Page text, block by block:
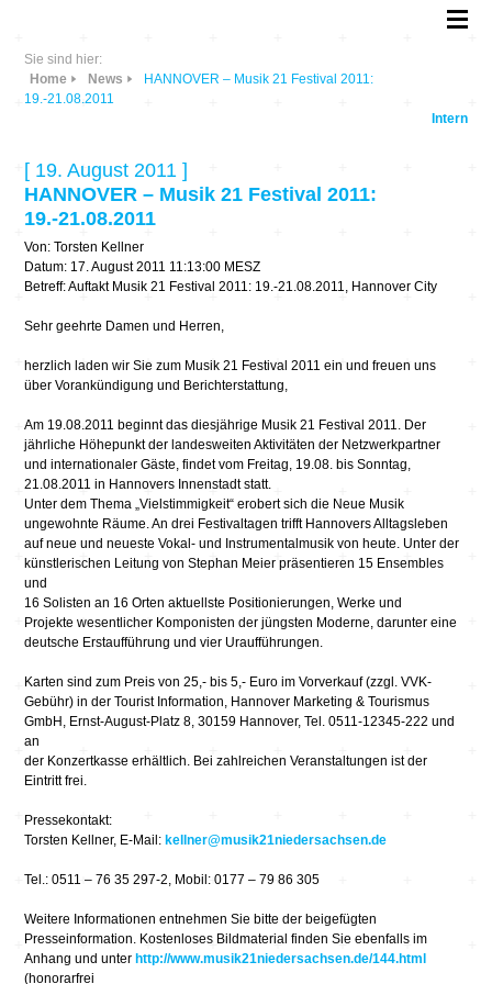
Sie sind hier:
Home
News
HANNOVER – Musik 21 Festival 2011:
19.-21.08.2011
Intern
[ 19. August 2011 ]
HANNOVER – Musik 21 Festival 2011:
19.-21.08.2011
Von: Torsten Kellner
Datum: 17. August 2011 11:13:00 MESZ
Betreff: Auftakt Musik 21 Festival 2011: 19.-21.08.2011, Hannover City
Sehr geehrte Damen und Herren,
herzlich laden wir Sie zum Musik 21 Festival 2011 ein und freuen uns
über Vorankündigung und Berichterstattung,
Am 19.08.2011 beginnt das diesjährige Musik 21 Festival 2011. Der
jährliche Höhepunkt der landesweiten Aktivitäten der Netzwerkpartner
und internationaler Gäste, findet vom Freitag, 19.08. bis Sonntag,
21.08.2011 in Hannovers Innenstadt statt.
Unter dem Thema „Vielstimmigkeit“ erobert sich die Neue Musik
ungewohnte Räume. An drei Festivaltagen trifft Hannovers Alltagsleben
auf neue und neueste Vokal- und Instrumentalmusik von heute. Unter der
künstlerischen Leitung von Stephan Meier präsentieren 15 Ensembles
und
16 Solisten an 16 Orten aktuellste Positionierungen, Werke und
Projekte wesentlicher Komponisten der jüngsten Moderne, darunter eine
deutsche Erstaufführung und vier Uraufführungen.
Karten sind zum Preis von 25,- bis 5,- Euro im Vorverkauf (zzgl. VVK-
Gebühr) in der Tourist Information, Hannover Marketing & Tourismus
GmbH, Ernst-August-Platz 8, 30159 Hannover, Tel. 0511-12345-222 und
an
der Konzertkasse erhältlich. Bei zahlreichen Veranstaltungen ist der
Eintritt frei.
Pressekontakt:
Torsten Kellner, E-Mail: kellner@musik21niedersachsen.de
Tel.: 0511 – 76 35 297-2, Mobil: 0177 – 79 86 305
Weitere Informationen entnehmen Sie bitte der beigefügten
Presseinformation. Kostenloses Bildmaterial finden Sie ebenfalls im
Anhang und unter http://www.musik21niedersachsen.de/144.html
(honorarfrei